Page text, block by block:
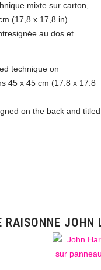
mixte sur carton,
(17,8 x 17,8 in)
au dos et
technique on
45 x 45 cm (17.8 x 17.8
on the back and titled
JOHN